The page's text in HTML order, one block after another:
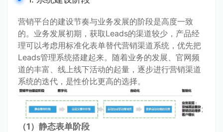
营销平台的建设节奏与业务发展的阶段是高度一致
的。业务发展初期，获取Leads的渠道较少，产品经
理可以考虑用标准化表单替代营销渠道系统，优先把
Leads管理系统搭建起来。随着业务的发展、官网频
道的丰富、线上线下活动的起量，逐步进行营销渠道
系统的迭代，是性价比更高的选择。
（1）静态表单阶段